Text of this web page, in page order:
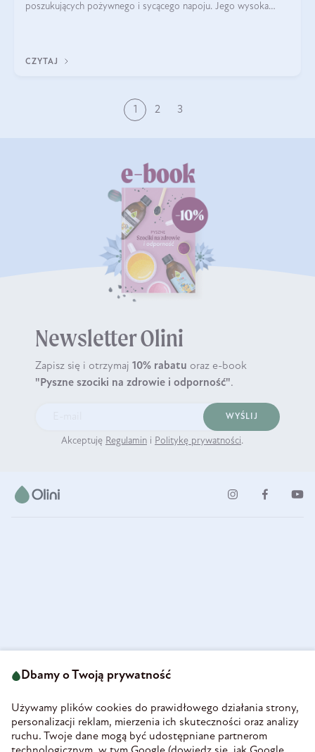
poszukujących pożywnego i sycącego napoju. Jego wysoka
CZYTAJ
1 2 3
Newsletter Olini
Zapisz się i otrzymaj 10% rabatu oraz e-book
"Pyszne szociki na zdrowie i odporność".
WYŚLIJ
Akceptuję Regulamin i Politykę prywatności.
58-160 Świebodzice
REGON 890213034
INFORMACJE
Dbamy o Twoją prywatność
Używamy plików cookies do prawidłowego działania strony,
personalizacji reklam, mierzenia ich skuteczności oraz analizy
ruchu. Twoje dane mogą być udostępniane partnerom